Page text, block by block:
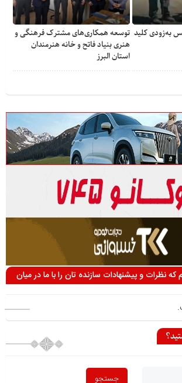
به‌زودی کلید توسعه همکاری‌های مشترک فرهنگی و
هنری بنیاد فاتح و خانه هنرمندان
استان البرز
که نظرات و پیشنهادات سازنده تان را با ما در میان